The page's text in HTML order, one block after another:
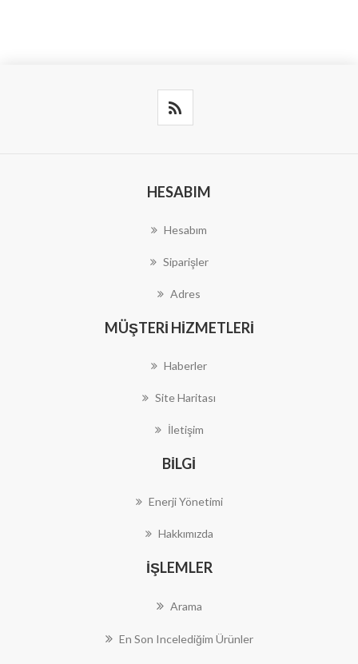
HESABIM
Hesabım
Siparişler
Adres
MÜŞTERI HIZMETLERI
Haberler
Site Haritası
İletişim
BILGI
Enerji Yönetimi
Hakkımızda
İŞLEMLER
Arama
En Son Incelediğim Ürünler